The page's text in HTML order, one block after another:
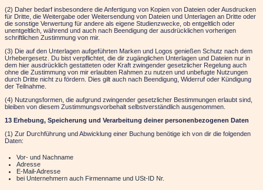
(2) Daher bedarf insbesondere die Anfertigung von Kopien von Dateien oder Ausdrucken
für Dritte, die Weitergabe oder Weitersendung von Dateien und Unterlagen an Dritte oder
die sonstige Verwertung für andere als eigene Studienzwecke, ob entgeltlich oder
unentgeltlich, während und auch nach Beendigung der ausdrücklichen vorherigen
schriftlichen Zustimmung von mir.
(3) Die auf den Unterlagen aufgeführten Marken und Logos genießen Schutz nach dem
Urhebergesetz. Du bist verpflichtet, die dir zugänglichen Unterlagen und Dateien nur in
dem hier ausdrücklich gestatteten oder Kraft zwingender gesetzlicher Regelung auch
ohne die Zustimmung von mir erlaubten Rahmen zu nutzen und unbefugte Nutzungen
durch Dritte nicht zu fördern. Dies gilt auch nach Beendigung, Widerruf oder Kündigung
der Teilnahme.
(4) Nutzungsformen, die aufgrund zwingender gesetzlicher Bestimmungen erlaubt sind,
bleiben von diesem Zustimmungsvorbehalt selbstverständlich ausgenommen.
13 Erhebung, Speicherung und Verarbeitung deiner personenbezogenen Daten
(1) Zur Durchführung und Abwicklung einer Buchung benötige ich von dir die folgenden
Daten:
Vor- und Nachname
Adresse
E-Mail-Adresse
bei Unternehmern auch Firmenname und USt-ID Nr.